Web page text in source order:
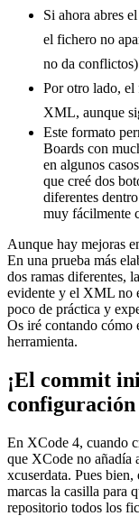
Si ahora abres
el fichero no
no da
Por otro lado, el
XML, aunque
Este formato
Boards con
en algunos
que creé dos
diferentes
muy fácilmente
Aunque hay mejoras
En una prueba más
dos ramas diferentes,
evidente y el XML no
poco de práctica y
Os iré contando cómo
herramienta.
¡El commit
En XCode 4, cuando
que XCode no añadía
xcuserdata. Pues
marcas la casilla para
repositorio todos los